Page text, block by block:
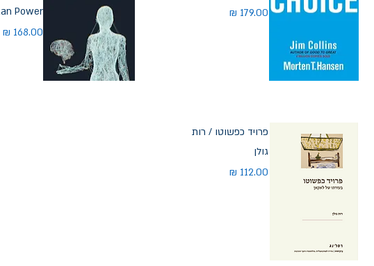
מחיר
Power
מחיר
פרויד כפשוטו / רות
גולן
מחיר